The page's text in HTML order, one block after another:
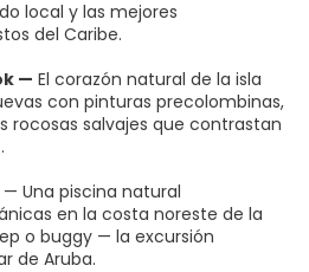
local y las mejores
del Caribe.
— El corazón natural de la isla
con pinturas precolombinas,
rocosas salvajes que contrastan
— Una piscina natural
en la costa noreste de la
o buggy — la excursión
de Aruba.